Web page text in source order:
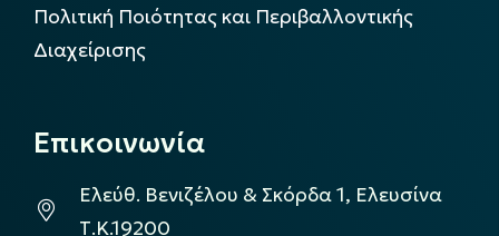
Πολιτική Ποιότητας και Περιβαλλοντικής
Διαχείρισης
Επικοινωνία
Ελεύθ. Βενιζέλου & Σκόρδα 1, Ελευσίνα
Τ.Κ.19200